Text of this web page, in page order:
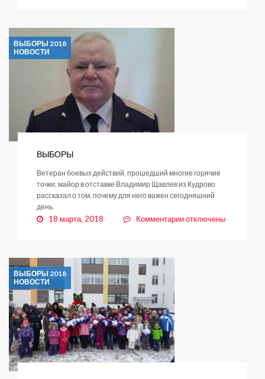
ВЫБОРЫ 2018
НОВОСТИ
ВЫБОРЫ
Ветеран боевых действий, прошедший многие горячие
точки, майор в отставке Владимир Щавлев из Кудрово
рассказал о том, почему для него важен сегодняшний
день.
18 марта, 2018 Комментариикотключены
ВЫБОРЫ 2018
НОВОСТИ